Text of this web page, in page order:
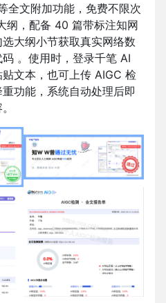
全文附加功能，免费不限次
，配备 40 篇带标注知网
大纲小节获取真实网络数
。使用时，登录千笔 AI
文本，也可上传 AIGC 检
功能，系统自动处理后即